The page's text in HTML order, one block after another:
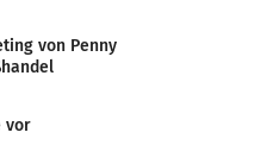
von Penny
vor